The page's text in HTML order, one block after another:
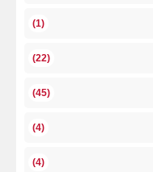
(1)
(22)
(45)
(4)
(4)